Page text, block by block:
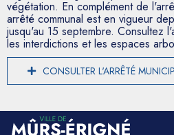
végétation. En complément de
arrêté communal est en vigueur
jusqu'au 15 septembre. Consultez
les interdictions et les espaces
CONSULTER L'ARRÊTÉ